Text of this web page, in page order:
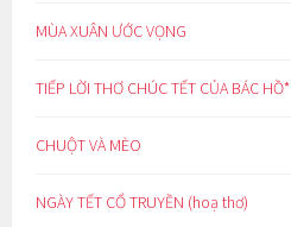
MÙA XUÂN ƯỚC VỌNG
TIẾP LỜI THƠ CHÚC TẾT CỦA BÁC HỒ*
CHUỘT VÀ MÈO
NGÀY TẾT CỔ TRUYỀN (hoạ thơ)